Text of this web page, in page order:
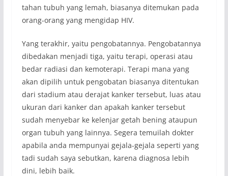
tahan tubuh yang lemah, biasanya ditemukan pada
orang-orang yang mengidap HIV.
Yang terakhir, yaitu pengobatannya. Pengobatannya
dibedakan menjadi tiga, yaitu terapi, operasi atau
bedar radiasi dan kemoterapi. Terapi mana yang
akan dipilih untuk pengobatan biasanya ditentukan
dari stadium atau derajat kanker tersebut, luas atau
ukuran dari kanker dan apakah kanker tersebut
sudah menyebar ke kelenjar getah bening ataupun
organ tubuh yang lainnya. Segera temuilah dokter
apabila anda mempunyai gejala-gejala seperti yang
tadi sudah saya sebutkan, karena diagnosa lebih
dini, lebih baik.